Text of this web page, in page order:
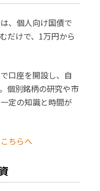
、個人向け国債で
だけで、1万円から
口座を開設し、自
個別銘柄の研究や市
定の知識と時間が
ちらへ